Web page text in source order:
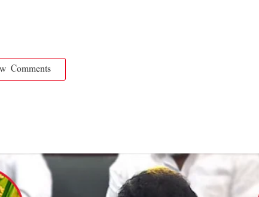
Comments